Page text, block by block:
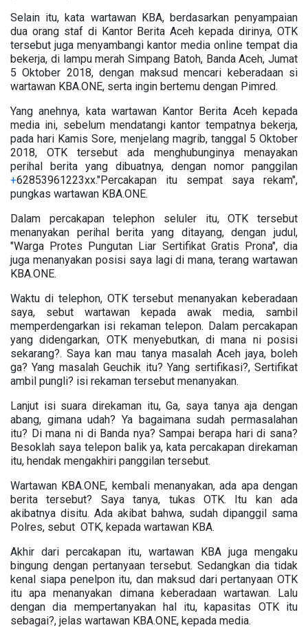
Selain itu, kata wartawan KBA, berdasarkan penyampaian
dua orang staf di Kantor Berita Aceh kepada dirinya, OTK
tersebut juga menyambangi kantor media online tempat dia
bekerja, di lampu merah Simpang Batoh, Banda Aceh, Jumat
5 Oktober 2018, dengan maksud mencari keberadaan si
wartawan KBA.ONE, serta ingin bertemu dengan Pimred.
Yang anehnya, kata wartawan Kantor Berita Aceh kepada
media ini, sebelum mendatangi kantor tempatnya bekerja,
pada hari Kamis Sore, menjelang magrib, tanggal 5 Oktober
2018, OTK tersebut ada menghubunginya menayakan
perihal berita yang dibuatnya, dengan nomor panggilan
+62853961223xx."Percakapan itu sempat saya rekam",
pungkas wartawan KBA.ONE.
Dalam percakapan telephon seluler itu, OTK tersebut
menanyakan perihal berita yang ditayang, dengan judul,
"Warga Protes Pungutan Liar Sertifikat Gratis Prona", dia
juga menanyakan posisi saya lagi di mana, terang wartawan
KBA.ONE.
Waktu di telephon, OTK tersebut menanyakan keberadaan
saya, sebut wartawan kepada awak media, sambil
memperdengarkan isi rekaman telepon. Dalam percakapan
yang didengarkan, OTK menyebutkan, di mana ni posisi
sekarang?. Saya kan mau tanya masalah Aceh jaya, boleh
ga? Yang masalah Geuchik itu? Yang sertifikasi?, Sertifikat
ambil pungli? isi rekaman tersebut menanyakan.
Lanjut isi suara direkaman itu, Ga, saya tanya aja dengan
abang, gimana udah? Ya bagaimana sudah permasalahan
itu? Di mana ni di Banda nya? Sampai berapa hari di sana?
Besoklah saya telepon balik ya, kata percakapan direkaman
itu, hendak mengakhiri panggilan tersebut.
Wartawan KBA.ONE, kembali menanyakan, ada apa dengan
berita tersebut? Saya tanya, tukas OTK. Itu kan ada
akibatnya disitu. Ada akibat bahwa, sudah dipanggil sama
Polres, sebut OTK, kepada wartawan KBA.
Akhir dari percakapan itu, wartawan KBA juga mengaku
bingung dengan pertanyaan tersebut. Sedangkan dia tidak
kenal siapa penelpon itu, dan maksud dari pertanyaan OTK
itu apa menanyakan dimana keberadaan wartawan. Lalu
dengan dia mempertanyakan hal itu, kapasitas OTK itu
sebagai?, jelas wartawan KBA.ONE, kepada media.